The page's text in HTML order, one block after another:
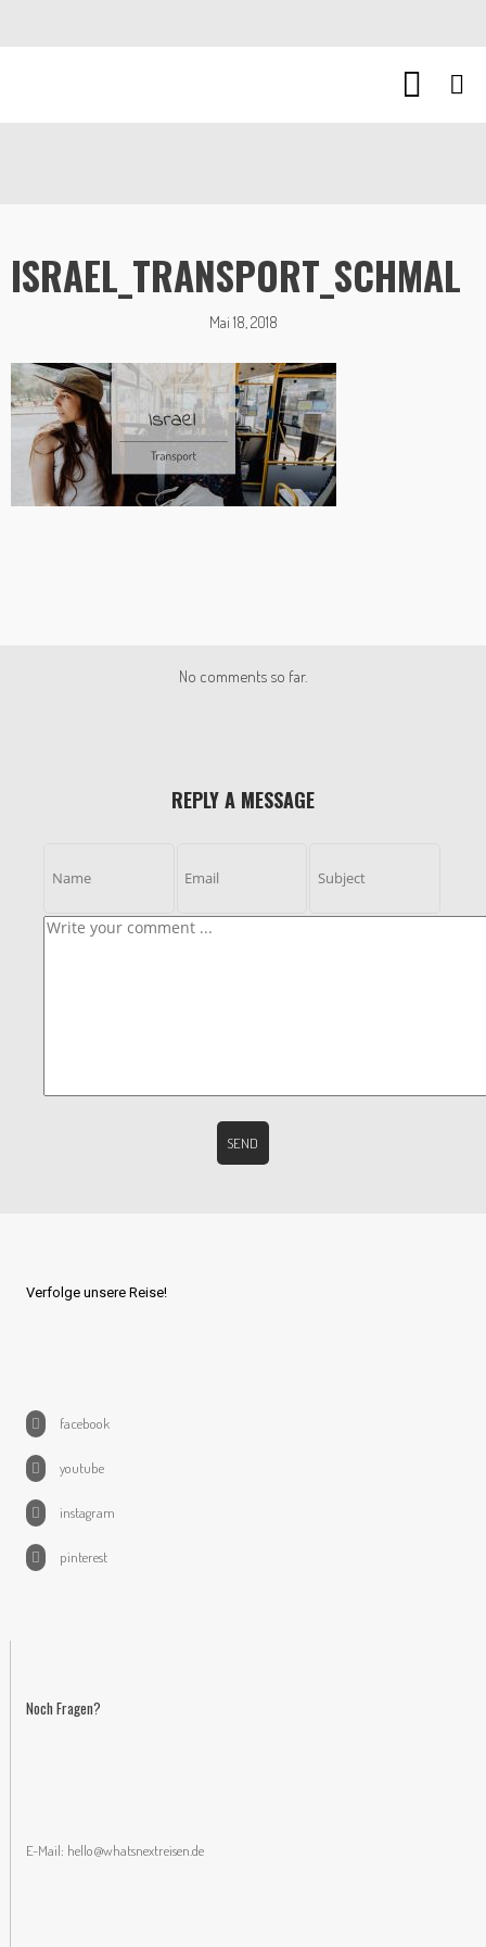
ISRAEL_TRANSPORT_SCHMAL
Mai 18, 2018
No comments so far.
REPLY A MESSAGE
Verfolge unsere Reise!
facebook
youtube
instagram
pinterest
Noch Fragen?
E-Mail: hello@whatsnextreisen.de